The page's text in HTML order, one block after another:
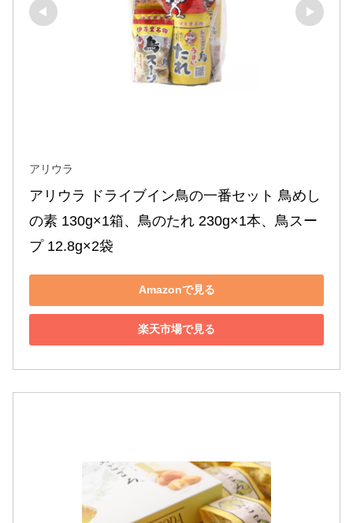
アリウラ
アリウラ ドライブイン鳥の一番セット 鳥めし
の素 130g×1箱、鳥のたれ 230g×1本、鳥スー
プ 12.8g×2袋
Amazonで見る
楽天市場で見る